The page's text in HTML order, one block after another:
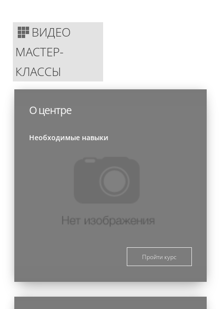
ВИДЕО
МАСТЕР-
КЛАССЫ
О центре
Необходимые навыки
Пройти курс